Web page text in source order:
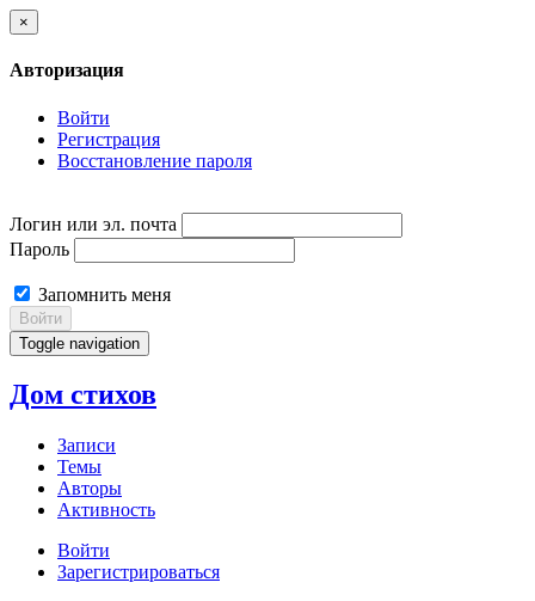
×
Авторизация
Войти
Регистрация
Восстановление пароля
Логин или эл. почта
Пароль
Запомнить меня
Войти
Toggle navigation
Дом стихов
Записи
Темы
Авторы
Активность
Войти
Зарегистрироваться